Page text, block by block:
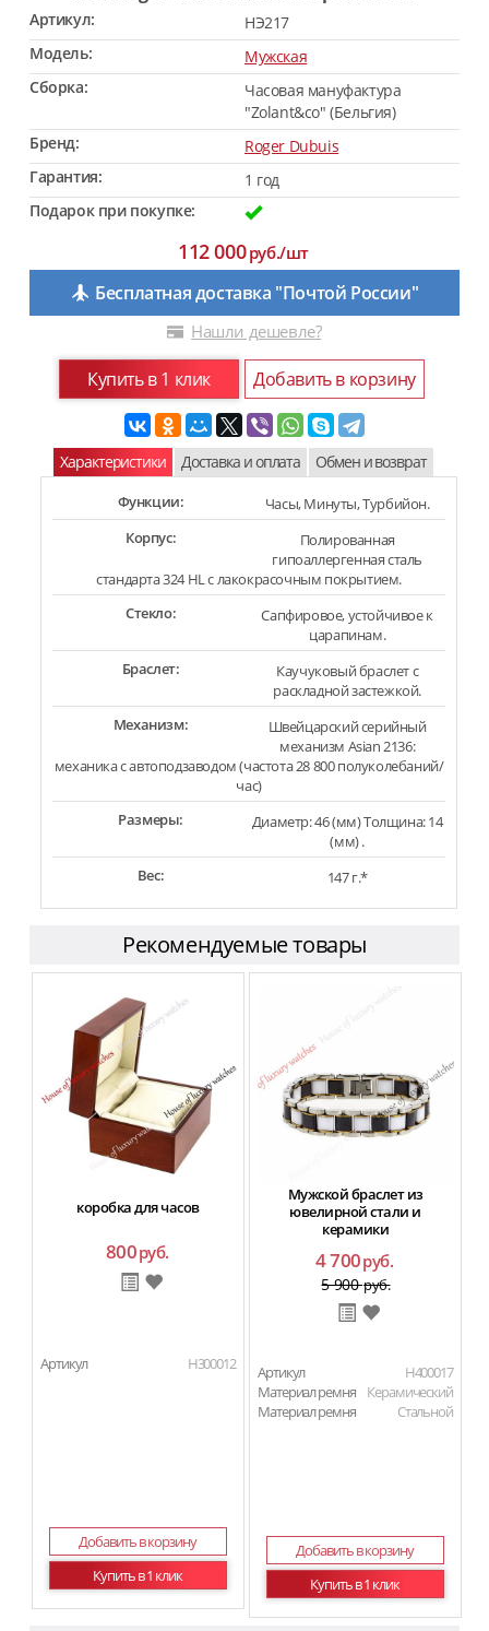
Артикул:
HЭ217
Модель:
Мужская
Сборка:
Часовая мануфактура
"Zolant&co" (Бельгия)
Бренд:
Roger Dubuis
Гарантия:
1 год
Подарок при покупке:
112 000руб./шт
Бесплатная доставка "Почтой России"
Нашли дешевле?
Купить в 1 клик Добавить в корзину
Характеристики Доставка и оплата Обмен и возврат
Функции:
Часы, Минуты, Турбийон.
Корпус:
Полированная
гипоаллергенная сталь
стандарта 324 HL с лакокрасочным покрытием.
Стекло:
Сапфировое, устойчивое к
царапинам.
Браслет:
Каучуковый браслет с
раскладной застежкой.
Механизм:
Швейцарский серийный
механизм Asian 2136:
механика с автоподзаводом (частота 28 800 полуколебаний/
час)
Размеры:
Диаметр: 46 (мм) Толщина: 14
(мм) .
Вес:
147 г.*
Рекомендуемые товары
коробка для часов
800руб.
Артикул H300012
Добавить в корзину
Купить в 1 клик
Мужской браслет из
ювелирной стали и
керамики
4 700руб.
5 900руб.
Артикул
H400017
Материал ремня
Керамический
Материал ремня
Стальной
Добавить в корзину
Купить в 1 клик